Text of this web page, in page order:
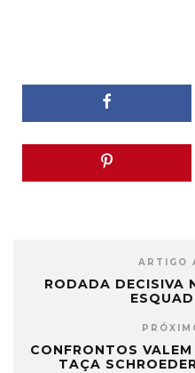
ARTIGO
RODADA DECISIVA
CONFRONTOS
TAÇA